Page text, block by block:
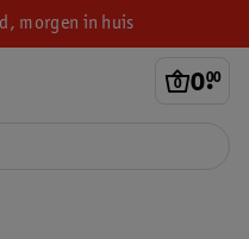
morgen in huis
0.
00